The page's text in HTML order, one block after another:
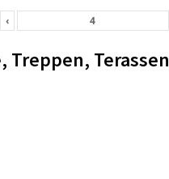
‹
Treppen, Terassen